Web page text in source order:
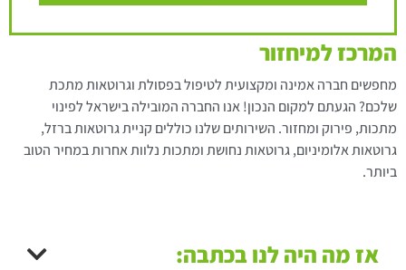
המרכז למיחזור
מחפשים חברה אמינה ומקצועית לטיפול בפסולת וגרוטאות מתכת
שלכם? הגעתם למקום הנכון! אנו החברה המובילה בישראל לפינוי
מתכות, פירוק ומחזור. השירותים שלנו כוללים קניית גרוטאות ברזל,
גרוטאות אלומיניום, גרוטאות נחושת ומתכות נלוות אחרות במחיר הטוב
ביותר.
אז מה היה לנו בכתבה: